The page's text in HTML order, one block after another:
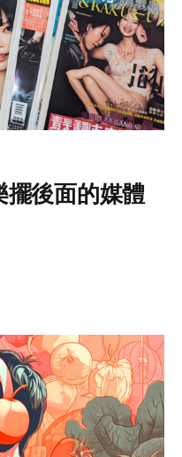
擺後面的媒體